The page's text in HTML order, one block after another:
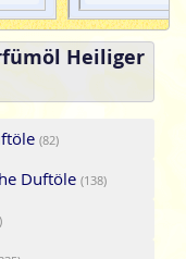
Heiliger
(82)
Duftöle (138)